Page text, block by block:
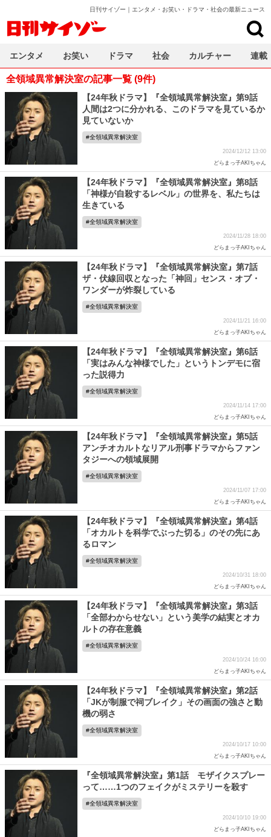
日刊サイゾー｜エンタメ・お笑い・ドラマ・社会の最新ニュース
全領域異常解決室の記事一覧 (9件)
【24年秋ドラマ】『全領域異常解決室』第9話
人間は2つに分かれる、このドラマを見ているか
見ていないか
全領域異常解決室
2024/12/12 13:00
どらまっ子AKIちゃん
【24年秋ドラマ】『全領域異常解決室』第8話
「神様が自殺するレベル」の世界を、私たちは
生きている
全領域異常解決室
2024/11/28 18:00
どらまっ子AKIちゃん
【24年秋ドラマ】『全領域異常解決室』第7話
ザ・伏線回収となった「神回」センス・オブ・
ワンダーが炸裂している
全領域異常解決室
2024/11/21 16:00
どらまっ子AKIちゃん
【24年秋ドラマ】『全領域異常解決室』第6話
「実はみんな神様でした」というトンデモに宿
った説得力
全領域異常解決室
2024/11/14 17:00
どらまっ子AKIちゃん
【24年秋ドラマ】『全領域異常解決室』第5話
アンチオカルトなリアル刑事ドラマからファン
タジーへの領域展開
全領域異常解決室
2024/11/07 17:00
どらまっ子AKIちゃん
【24年秋ドラマ】『全領域異常解決室』第4話
「オカルトを科学でぶった切る」のその先にあ
るロマン
全領域異常解決室
2024/10/31 18:00
どらまっ子AKIちゃん
【24年秋ドラマ】『全領域異常解決室』第3話
「全部わからせない」という美学の結実とオカ
ルトの存在意義
全領域異常解決室
2024/10/24 16:00
どらまっ子AKIちゃん
【24年秋ドラマ】『全領域異常解決室』第2話
「JKが制服で祠ブレイク」その画面の強さと動
機の弱さ
全領域異常解決室
2024/10/17 10:00
どらまっ子AKIちゃん
『全領域異常解決室』第1話 モザイクスプレー
って……1つのフェイクがミステリーを殺す
全領域異常解決室
2024/10/10 19:00
どらまっ子AKIちゃん
エンタメ お笑い ドラマ 社会 カルチャー 連載